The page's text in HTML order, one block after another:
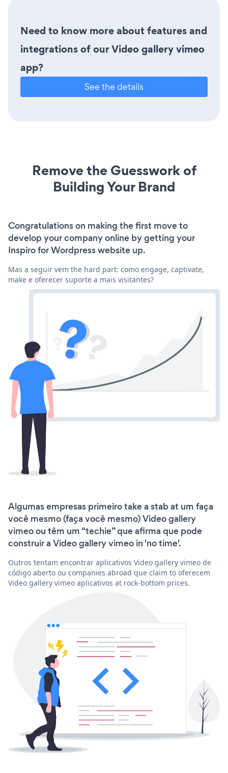
Need to know more about features and
integrations of our Video gallery vimeo
app?
See the details
Remove the Guesswork of
Building Your Brand
Congratulations on making the first move to
develop your company online by getting your
Inspiro for Wordpress website up.
Mas a seguir vem the hard part: como engage, captivate,
make e oferecer suporte a mais visitantes?
Algumas empresas primeiro take a stab at um faça
você mesmo (faça você mesmo) Video gallery
vimeo ou têm um “techie” que afirma que pode
construir a Video gallery vimeo in 'no time'.
Outros tentam encontrar aplicativos Video gallery vimeo de
código aberto ou companies abroad que claim to oferecem
Video gallery vimeo aplicativos at rock-bottom prices.